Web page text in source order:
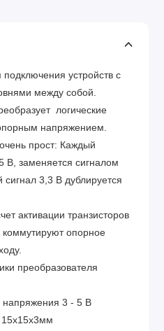
устройств с
между собой.
логические
напряжением.
прост: Каждый
В, заменяется сигналом
3,3 В дублируется
активации транзисторов
опорное
преобразователя
напряжения 3 - 5 В